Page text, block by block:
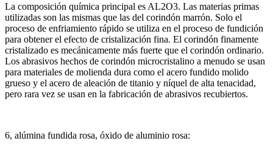
La composición química principal es AL2O3. Las materias primas
utilizadas son las mismas que las del corindón marrón. Solo el
proceso de enfriamiento rápido se utiliza en el proceso de fundición
para obtener el efecto de cristalización fina. El corindón finamente
cristalizado es mecánicamente más fuerte que el corindón ordinario.
Los abrasivos hechos de corindón microcristalino a menudo se usan
para materiales de molienda dura como el acero fundido molido
grueso y el acero de aleación de titanio y níquel de alta tenacidad,
pero rara vez se usan en la fabricación de abrasivos recubiertos.
6, alúmina fundida rosa, óxido de aluminio rosa: